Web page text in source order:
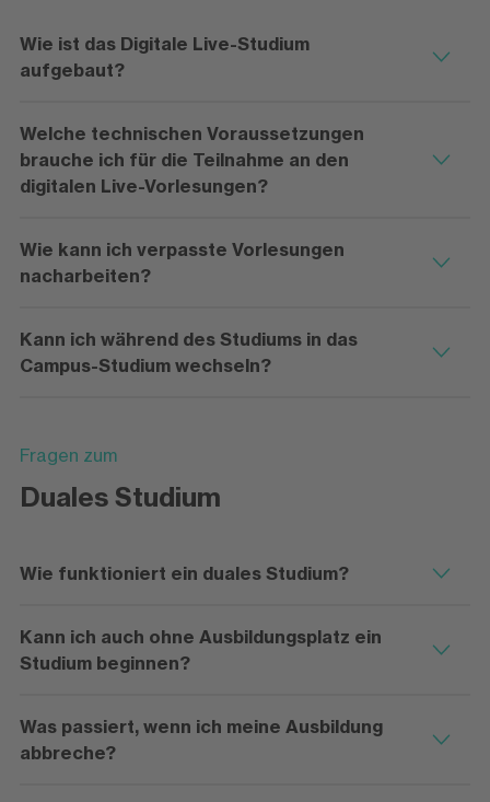
Wie ist das Digitale Live-Studium
aufgebaut?
Welche technischen Voraussetzungen
brauche ich für die Teilnahme an den
digitalen Live-Vorlesungen?
Wie kann ich verpasste Vorlesungen
nacharbeiten?
Kann ich während des Studiums in das
Campus-Studium wechseln?
Fragen zum
Duales Studium
Wie funktioniert ein duales Studium?
Kann ich auch ohne Ausbildungsplatz ein
Studium beginnen?
Was passiert, wenn ich meine Ausbildung
abbreche?